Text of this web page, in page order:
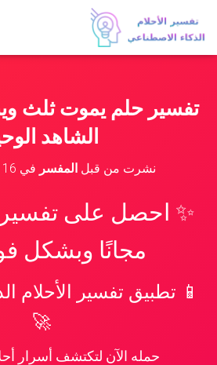
تفسير حلم يموت ثلث
الشاهد
نشرت من قبلالمفسر في 16 سبتمبر، 2023
✨ احصل على تفسير
مجانًا وبشكل
🚀
حمله الآن لتكتشف أسرار